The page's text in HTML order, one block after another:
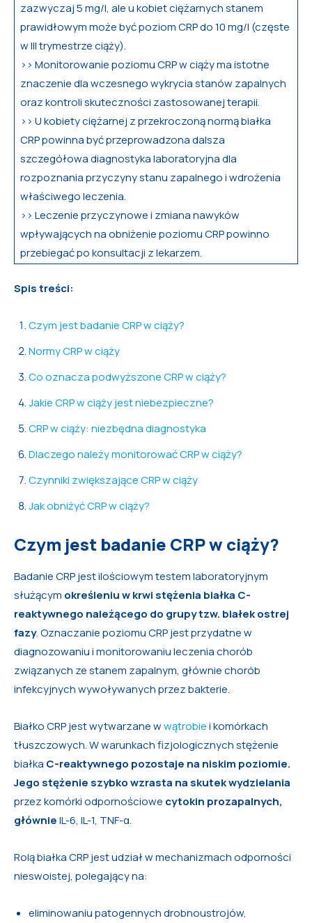
zazwyczaj 5 mg/l, ale u kobiet ciężarnych stanem
prawidłowym może być poziom CRP do 10 mg/l (częste
w III trymestrze ciąży).
>> Monitorowanie poziomu CRP w ciąży ma istotne
znaczenie dla wczesnego wykrycia stanów zapalnych
oraz kontroli skuteczności zastosowanej terapii.
>> U kobiety ciężarnej z przekroczoną normą białka
CRP powinna być przeprowadzona dalsza
szczegółowa diagnostyka laboratoryjna dla
rozpoznania przyczyny stanu zapalnego i wdrożenia
właściwego leczenia.
>> Leczenie przyczynowe i zmiana nawyków
wpływających na obniżenie poziomu CRP powinno
przebiegać po konsultacji z lekarzem.
Spis treści:
Czym jest badanie CRP w ciąży?
Normy CRP w ciąży
Co oznacza podwyższone CRP w ciąży?
Jakie CRP w ciąży jest niebezpieczne?
CRP w ciąży: niezbędna diagnostyka
Dlaczego należy monitorować CRP w ciąży?
Czynniki zwiększające CRP w ciąży
Jak obniżyć CRP w ciąży?
Czym jest badanie CRP w ciąży?
Badanie CRP jest ilościowym testem laboratoryjnym
służącym określeniu w krwi stężenia białka C-
reaktywnego należącego do grupy tzw. białek ostrej
fazy. Oznaczanie poziomu CRP jest przydatne w
diagnozowaniu i monitorowaniu leczenia chorób
związanych ze stanem zapalnym, głównie chorób
infekcyjnych wywoływanych przez bakterie.
Białko CRP jest wytwarzane wwątrobiei komórkach
tłuszczowych. W warunkach fizjologicznych stężenie
białka C-reaktywnego pozostaje na niskim poziomie.
Jego stężenie szybko wzrasta na skutek wydzielania
przez komórki odpornościowe cytokin prozapalnych,
głównieIL-6, IL-1, TNF-α.
Rolą białka CRP jest udział w mechanizmach odporności
nieswoistej, polegający na:
eliminowaniu patogennych drobnoustrojów,